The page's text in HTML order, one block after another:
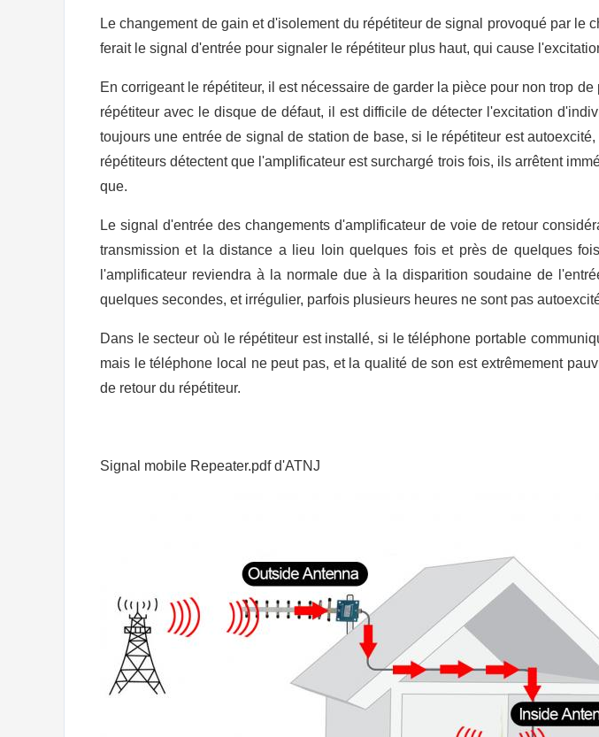
Le changement de gain et d'isolement du répétiteur de signal provoqué par
ferait le signal d'entrée pour signaler le répétiteur plus haut, qui cause
En corrigeant le répétiteur, il est nécessaire de garder la pièce pour non trop
répétiteur avec le disque de défaut, il est difficile de détecter l'excitation
toujours une entrée de signal de station de base, si le répétiteur est
répétiteurs détectent que l'amplificateur est surchargé trois fois, ils arrêtent
que.
Le signal d'entrée des changements d'amplificateur de voie de retour
transmission et la distance a lieu loin quelques fois et près de quelques
l'amplificateur reviendra à la normale due à la disparition soudaine de
quelques secondes, et irrégulier, parfois plusieurs heures ne sont pas
Dans le secteur où le répétiteur est installé, si le téléphone portable
mais le téléphone local ne peut pas, et la qualité de son est extrêmement
de retour du répétiteur.
Signal mobile Repeater.pdf d'ATNJ